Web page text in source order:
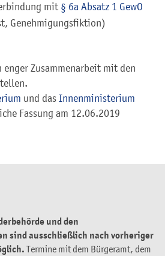
und den
sind ausschließlich nach vorheriger
Termine mit dem Bürgeramt, dem
mit § 6a Absatz 1 GewO
Genehmigungsfiktion)
enger Zusammenarbeit mit den
und das Innenministerium
Fassung am 12.06.2019